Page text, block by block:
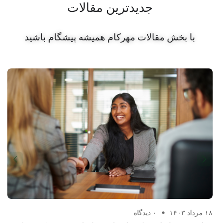
جدیدترین مقالات
با بخش مقالات مهرکام همیشه پیشگام باشید
۰ دیدگاه